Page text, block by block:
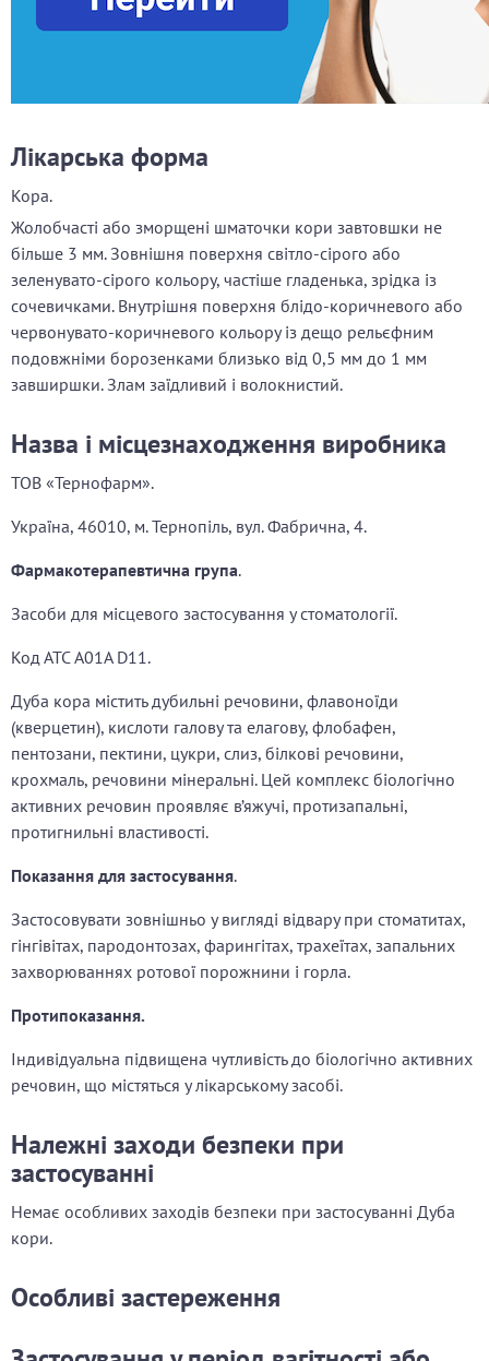
Лікарська форма
Кора.
Жолобчасті або зморщені шматочки кори завтовшки не
більше 3 мм. Зовнішня поверхня світло-сірого або
зеленувато-сірого кольору, частіше гладенька, зрідка із
сочевичками. Внутрішня поверхня блідо-коричневого або
червонувато-коричневого кольору із дещо рельєфним
подовжніми борозенками близько від 0,5 мм до 1 мм
завширшки. Злам заїдливий і волокнистий.
Назва і місцезнаходження виробника
ТОВ «Тернофарм».
Україна, 46010, м. Тернопіль, вул. Фабрична, 4.
Фармакотерапевтична група.
Засоби для місцевого застосування у стоматології.
Код АТС A01A D11.
Дуба кора містить дубильні речовини, флавоноїди
(кверцетин), кислоти галову та елагову, флобафен,
пентозани, пектини, цукри, слиз, білкові речовини,
крохмаль, речовини мінеральні. Цей комплекс біологічно
активних речовин проявляє в’яжучі, протизапальні,
протигнильні властивості.
Показання для застосування.
Застосовувати зовнішньо у вигляді відвару при стоматитах,
гінгівітах, пародонтозах, фарингітах, трахеїтах, запальних
захворюваннях ротової порожнини і горла.
Протипоказання.
Індивідуальна підвищена чутливість до біологічно активних
речовин, що містяться у лікарському засобі.
Належні заходи безпеки при
застосуванні
Немає особливих заходів безпеки при застосуванні Дуба
кори.
Особливі застереження